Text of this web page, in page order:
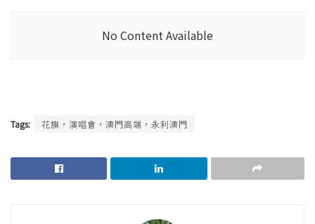
No Content Available
Tags: 花旗，演唱會，澳門高端，永利澳門